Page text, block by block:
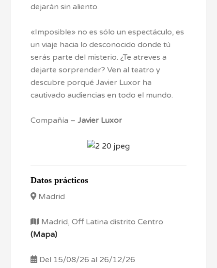
dejarán sin aliento.
«Imposible» no es sólo un espectáculo, es
un viaje hacia lo desconocido donde tú
serás parte del misterio. ¿Te atreves a
dejarte sorprender? Ven al teatro y
descubre porqué Javier Luxor ha
cautivado audiencias en todo el mundo.
Compañía – Javier Luxor
Datos prácticos
Madrid
Madrid, Off Latina distrito Centro
(Mapa)
Del 15/08/26 al 26/12/26